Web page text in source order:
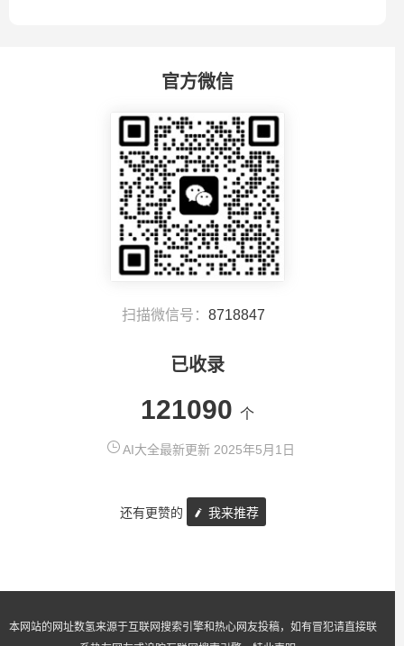
官方微信
扫描微信号： 8718847
已收录
121090 个
AI大全最新更新 2025年5月1日
还有更赞的 我来推荐
本网站的网址数氢来源于互联网搜索引擎和热心网友投稿，如有冒犯请直接联